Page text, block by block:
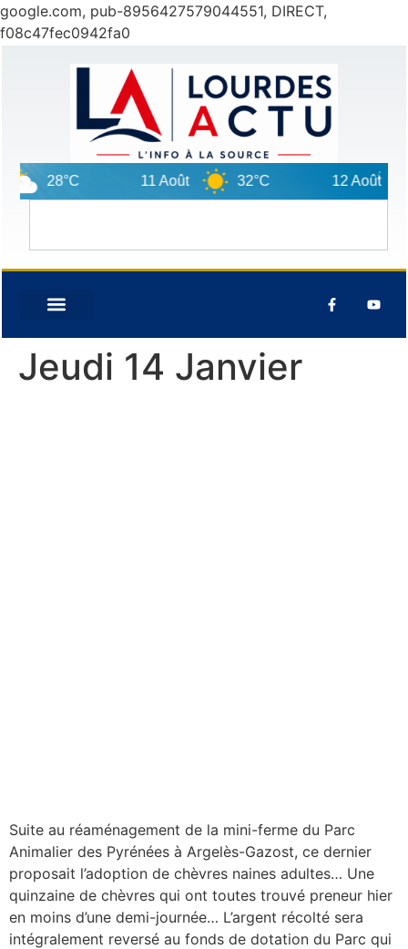
google.com, pub-8956427579044551, DIRECT,
f08c47fec0942fa0
28°C 11 Août 32°C 12 Août
Jeudi 14 Janvier
Suite au réaménagement de la mini-ferme du Parc
Animalier des Pyrénées à Argelès-Gazost, ce dernier
proposait l’adoption de chèvres naines adultes… Une
quinzaine de chèvres qui ont toutes trouvé preneur hier
en moins d’une demi-journée… L’argent récolté sera
intégralement reversé au fonds de dotation du Parc qui